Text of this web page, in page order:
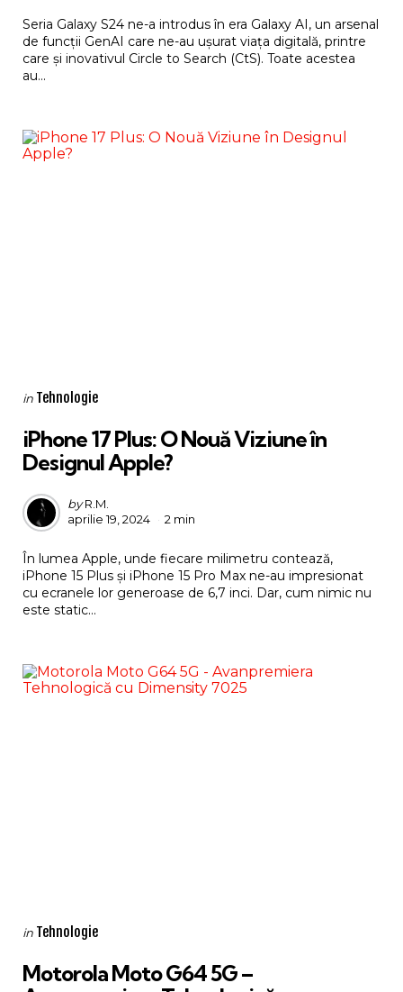
Seria Galaxy S24 ne-a introdus în era Galaxy AI, un arsenal
de funcții GenAI care ne-au ușurat viața digitală, printre
care și inovativul Circle to Search (CtS). Toate acestea
au...
Categories
Posted
in Tehnologie
iPhone 17 Plus: O Nouă Viziune în
Designul Apple?
Posted
by
by R.M.
aprilie 19, 2024
2 min
În lumea Apple, unde fiecare milimetru contează,
iPhone 15 Plus și iPhone 15 Pro Max ne-au impresionat
cu ecranele lor generoase de 6,7 inci. Dar, cum nimic nu
este static...
Categories
Posted
in Tehnologie
Motorola Moto G64 5G –